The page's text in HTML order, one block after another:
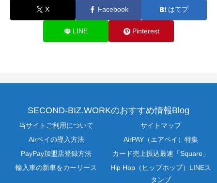
X Facebook はてブ
LINE Pinterest
SECOND-BIZ.WORKのおすすめ情報Blog
当サイトご利用について
サイトマップ
Airペイの導入方法
AirPAY（エアペイ）特集
PayPay加盟店登録方法
カード売上振込最速「Square」
輸入車の新車をカーリース
Hip Hop（ヒップホップ）LINEス
タンプ